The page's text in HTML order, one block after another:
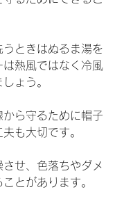
ときはぬるま湯を
は熱風ではなく冷風
ょう。
から守るために帽子
も大切です。
せ、色落ちやダメ
とがあります。